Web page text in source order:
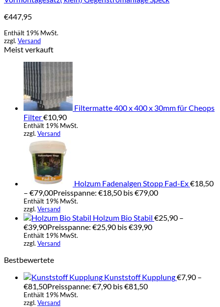
€447,95
Enthält 19% MwSt.
zzgl. Versand
Meist verkauft
Filtermatte 400 x 400 x 30mm für Cheops
Filter€10,90
Enthält 19% MwSt.
zzgl. Versand
Holzum Fadenalgen Stopp Fad-Ex€18,50
– €79,00Preisspanne: €18,50 bis €79,00
Enthält 19% MwSt.
zzgl. Versand
Holzum Bio Stabil €25,90 –
€39,90Preisspanne: €25,90 bis €39,90
Enthält 19% MwSt.
zzgl. Versand
Bestbewertete
Kunststoff Kupplung€7,90 –
€81,50Preisspanne: €7,90 bis €81,50
Enthält 19% MwSt.
zzgl. Versand